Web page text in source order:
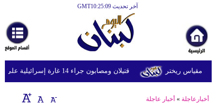
آخر تحديث GMT10:25:09
أخبارعاجلة
رياضة
ثقافة
إقتصاد
قتيلان ومصابون جراء 14 غارة إسرائيلية على شرق وجنوب لبنان
أخبارعاجلة » أخبار عاجلة